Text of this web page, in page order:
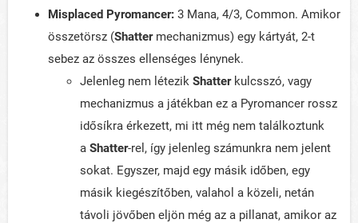
Misplaced Pyromancer: 3 Mana, 4/3, Common. Amikor
összetörsz (Shattermechanizmus) egy kártyát, 2-t
sebez az összes ellenséges lénynek.
Jelenleg nem létezik Shatterkulcsszó, vagy
mechanizmus a játékban ez a Pyromancer rossz
idősíkra érkezett, mi itt még nem találkoztunk
a Shatter-rel, így jelenleg számunkra nem jelent
sokat. Egyszer, majd egy másik időben, egy
másik kiegészítőben, valahol a közeli, netán
távoli jövőben eljön még az a pillanat, amikor az